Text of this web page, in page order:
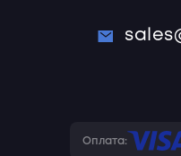
Оплата: